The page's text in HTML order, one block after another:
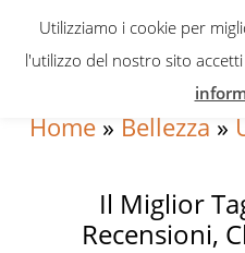
Skip
navigation
Skip
Skip
sidebar
Home » Bellezza »
Il Miglior
Recensioni,
Utilizziamo i cookie per
l'utilizzo del nostro sito